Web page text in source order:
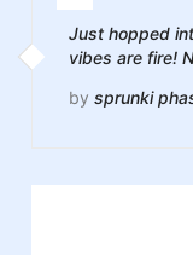
Just hopped
vibes are fire!
by sprunki